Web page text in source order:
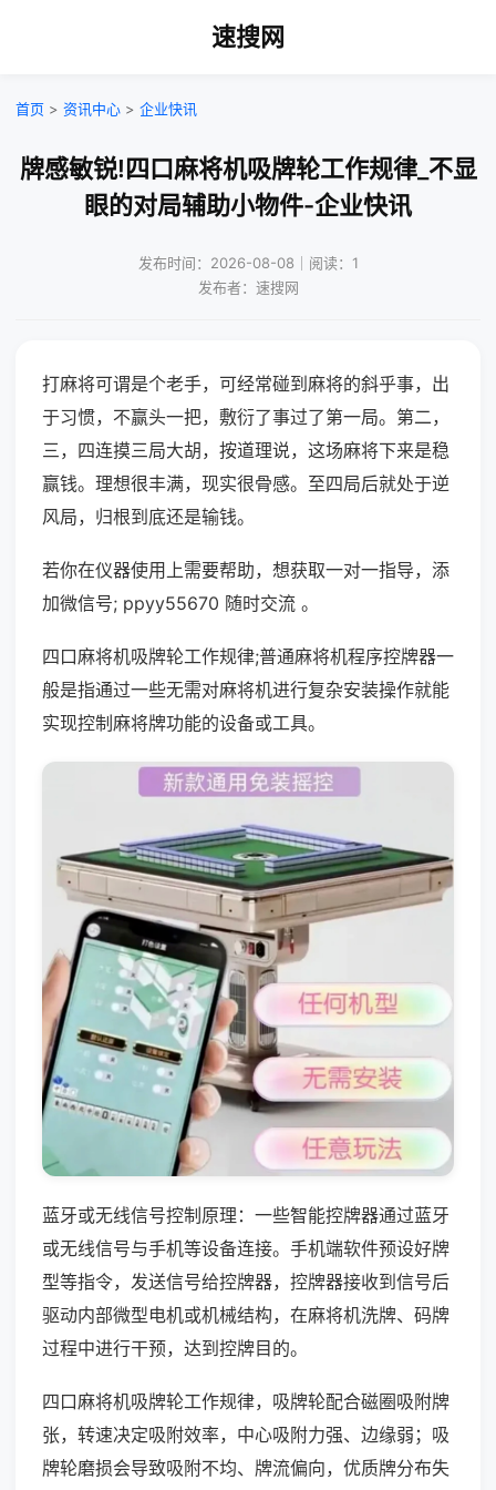
速搜网
首页 > 资讯中心 > 企业快讯
牌感敏锐!四口麻将机吸牌轮工作规律_不显
眼的对局辅助小物件-企业快讯
发布时间：2026-08-08｜阅读：1
发布者：速搜网
打麻将可谓是个老手，可经常碰到麻将的斜乎事，出
于习惯，不赢头一把，敷衍了事过了第一局。第二，
三，四连摸三局大胡，按道理说，这场麻将下来是稳
赢钱。理想很丰满，现实很骨感。至四局后就处于逆
风局，归根到底还是输钱。
若你在仪器使用上需要帮助，想获取一对一指导，添
加微信号; ppyy55670 随时交流 。
四口麻将机吸牌轮工作规律;普通麻将机程序控牌器一
般是指通过一些无需对麻将机进行复杂安装操作就能
实现控制麻将牌功能的设备或工具。
蓝牙或无线信号控制原理：一些智能控牌器通过蓝牙
或无线信号与手机等设备连接。手机端软件预设好牌
型等指令，发送信号给控牌器，控牌器接收到信号后
驱动内部微型电机或机械结构，在麻将机洗牌、码牌
过程中进行干预，达到控牌目的。
四口麻将机吸牌轮工作规律，吸牌轮配合磁圈吸附牌
张，转速决定吸附效率，中心吸附力强、边缘弱；吸
牌轮磨损会导致吸附不均、牌流偏向，优质牌分布失